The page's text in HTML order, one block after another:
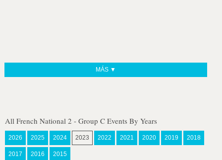
MÁS ▼
All French National 2 - Group C Events By Years
2026 2025 2024 2023 2022 2021 2020 2019 2018
2017 2016 2015